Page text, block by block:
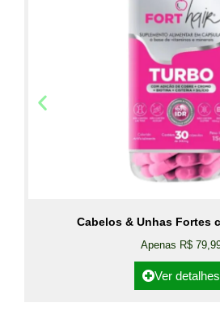
Cabelos & Unhas Fortes
Apenas R$
Ver detalhes